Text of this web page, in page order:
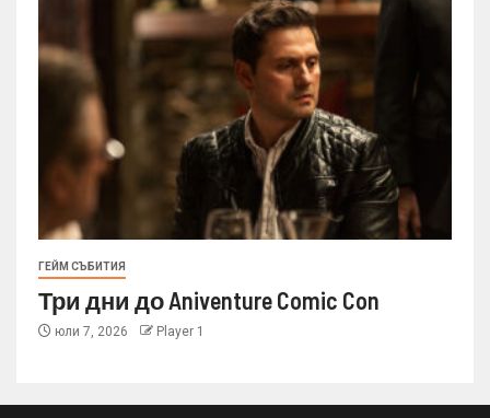
ГЕЙМ СЪБИТИЯ
Три дни до Aniventure Comic Con
юли 7, 2026 Player 1